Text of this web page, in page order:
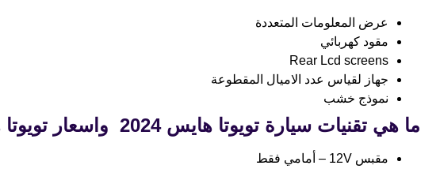
عرض المعلومات المتعددة
مقود كهربائي
Rear Lcd screens
جهاز لقياس عدد الاميال المقطوعة
نموذج خشب
ما هي تقنيات سيارة تويوتا هايس 2024 واسعار تويوتا
مقبس 12V – أمامي فقط